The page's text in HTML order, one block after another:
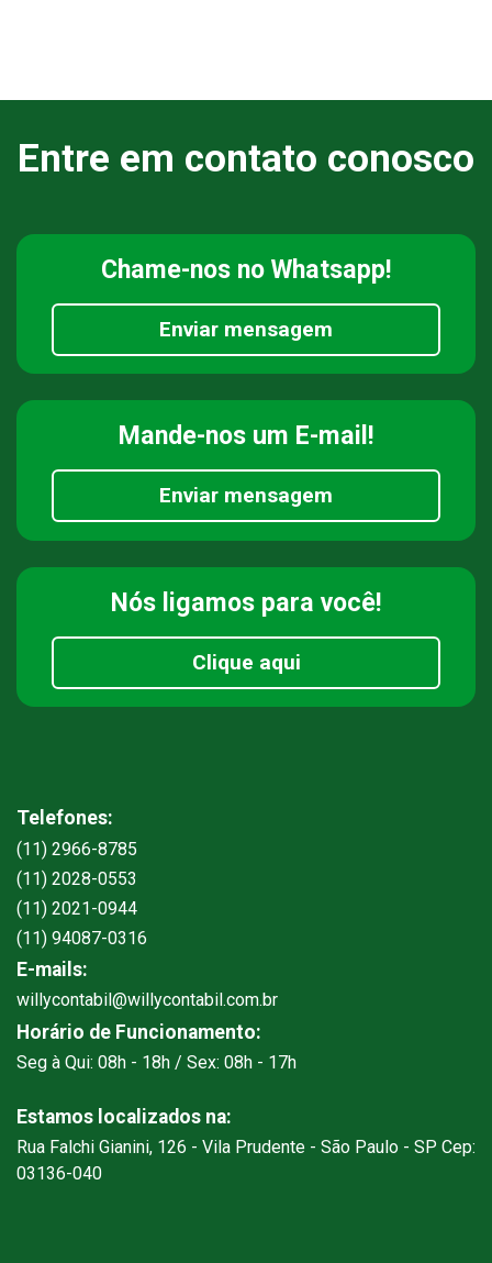
Entre em contato conosco
Chame-nos no Whatsapp!
Enviar mensagem
Mande-nos um E-mail!
Enviar mensagem
Nós ligamos para você!
Clique aqui
Telefones:
(11) 2966-8785
(11) 2028-0553
(11) 2021-0944
(11) 94087-0316
E-mails:
willycontabil@willycontabil.com.br
Horário de Funcionamento:
Seg à Qui: 08h - 18h / Sex: 08h - 17h
Estamos localizados na:
Rua Falchi Gianini, 126 - Vila Prudente - São Paulo - SP Cep:
03136-040